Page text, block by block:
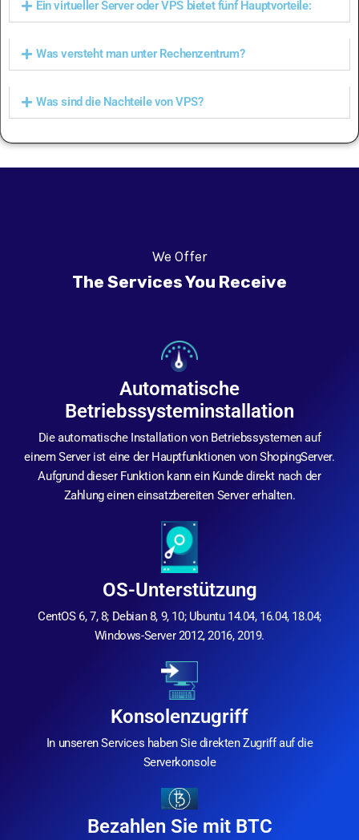
Ein virtueller Server oder VPS bietet fünf Hauptvorteile:
Was versteht man unter Rechenzentrum?
Was sind die Nachteile von VPS?
We Offer
The Services You Receive
Automatische
Betriebssysteminstallation
Die automatische Installation von Betriebssystemen auf
einem Server ist eine der Hauptfunktionen von ShopingServer.
Aufgrund dieser Funktion kann ein Kunde direkt nach der
Zahlung einen einsatzbereiten Server erhalten.
OS-Unterstützung
CentOS 6, 7, 8; Debian 8, 9, 10; Ubuntu 14.04, 16.04, 18.04;
Windows-Server 2012, 2016, 2019.
Konsolenzugriff
In unseren Services haben Sie direkten Zugriff auf die
Serverkonsole
Bezahlen Sie mit BTC